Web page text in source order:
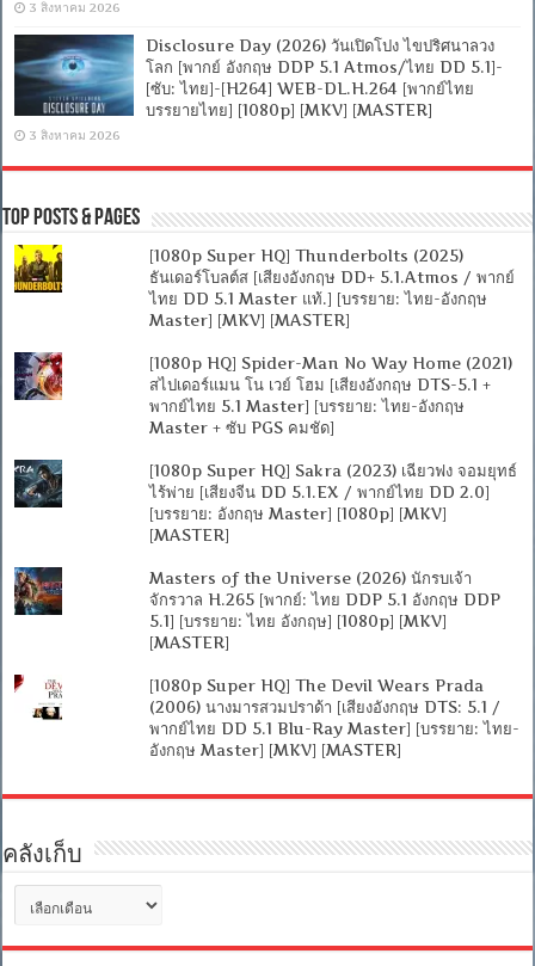
3 สิงหาคม 2026
Disclosure Day (2026) วันเปิดโปง ไขปริศนาลวง
โลก [พากย์ อังกฤษ DDP 5.1 Atmos/ไทย DD 5.1]-
[ซับ: ไทย]-[H264] WEB-DL.H.264 [พากย์ไทย
บรรยายไทย] [1080p] [MKV] [MASTER]
3 สิงหาคม 2026
Top Posts & Pages
[1080p Super HQ] Thunderbolts (2025)
ธันเดอร์โบลต์ส [เสียงอังกฤษ DD+ 5.1.Atmos / พากย์
ไทย DD 5.1 Master แท้.] [บรรยาย: ไทย-อังกฤษ
Master] [MKV] [MASTER]
[1080p HQ] Spider-Man No Way Home (2021)
สไปเดอร์แมน โน เวย์ โฮม [เสียงอังกฤษ DTS-5.1 +
พากย์ไทย 5.1 Master] [บรรยาย: ไทย-อังกฤษ
Master + ซับ PGS คมชัด]
[1080p Super HQ] Sakra (2023) เฉียวฟง จอมยุทธ์
ไร้พ่าย [เสียงจีน DD 5.1.EX / พากย์ไทย DD 2.0]
[บรรยาย: อังกฤษ Master] [1080p] [MKV]
[MASTER]
Masters of the Universe (2026) นักรบเจ้า
จักรวาล H.265 [พากย์: ไทย DDP 5.1 อังกฤษ DDP
5.1] [บรรยาย: ไทย อังกฤษ] [1080p] [MKV]
[MASTER]
[1080p Super HQ] The Devil Wears Prada
(2006) นางมารสวมปราด้า [เสียงอังกฤษ DTS: 5.1 /
พากย์ไทย DD 5.1 Blu-Ray Master] [บรรยาย: ไทย-
อังกฤษ Master] [MKV] [MASTER]
คลังเก็บ
เก็บ